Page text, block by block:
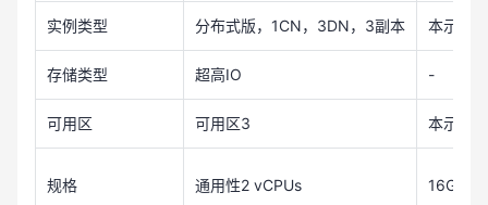
实例类型 分布式版，1CN，3DN，3副本 本示例
存储类型 超高IO -
可用区 可用区3 本示例
规格 通用性2 vCPUs 16GB